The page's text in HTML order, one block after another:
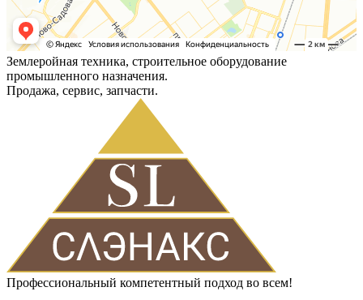
Землеройная техника, строительное оборудование
промышленного назначения.
Продажа, сервис, запчасти.
Профессиональный компетентный подход во всем!